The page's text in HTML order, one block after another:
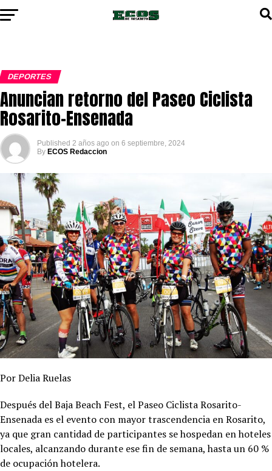
DEPORTES
Anuncian retorno del Paseo Ciclista
Rosarito-Ensenada
Published 2 años ago on 6 septiembre, 2024
By ECOS Redaccion
Por Delia Ruelas
Después del Baja Beach Fest, el Paseo Ciclista Rosarito-
Ensenada es el evento con mayor trascendencia en Rosarito,
ya que gran cantidad de participantes se hospedan en hoteles
locales, alcanzando durante ese fin de semana, hasta un 60 %
de ocupación hotelera.